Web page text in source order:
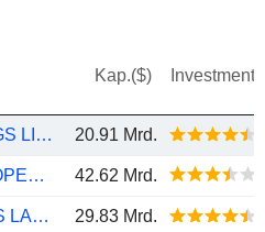
Kap.($) Investment
CK ASSET HOLDINGS LIMITED 20.91 Mrd.
SUN HUNG KAI PROPERTIES LIMITED 42.62 Mrd.
CHINA RESOURCES LAND LIMITED 29.83 Mrd.